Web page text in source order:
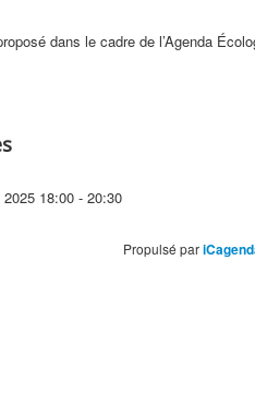
dans le cadre de l’Agenda
18:00 - 20:30
Propulsé par